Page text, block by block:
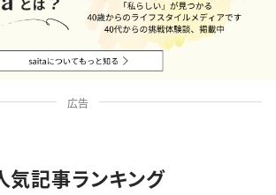
広告
気記事ランキング